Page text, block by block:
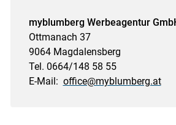
myblumberg Werbeagentur
Ottmanach 37
9064 Magdalensberg
Tel. 0664/148 58 55
E-Mail: office@myblumberg.at